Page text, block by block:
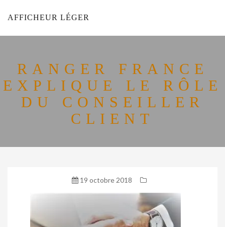
AFFICHEUR LÉGER
RANGER FRANCE
EXPLIQUE LE RÔLE
DU CONSEILLER
CLIENT
19 octobre 2018